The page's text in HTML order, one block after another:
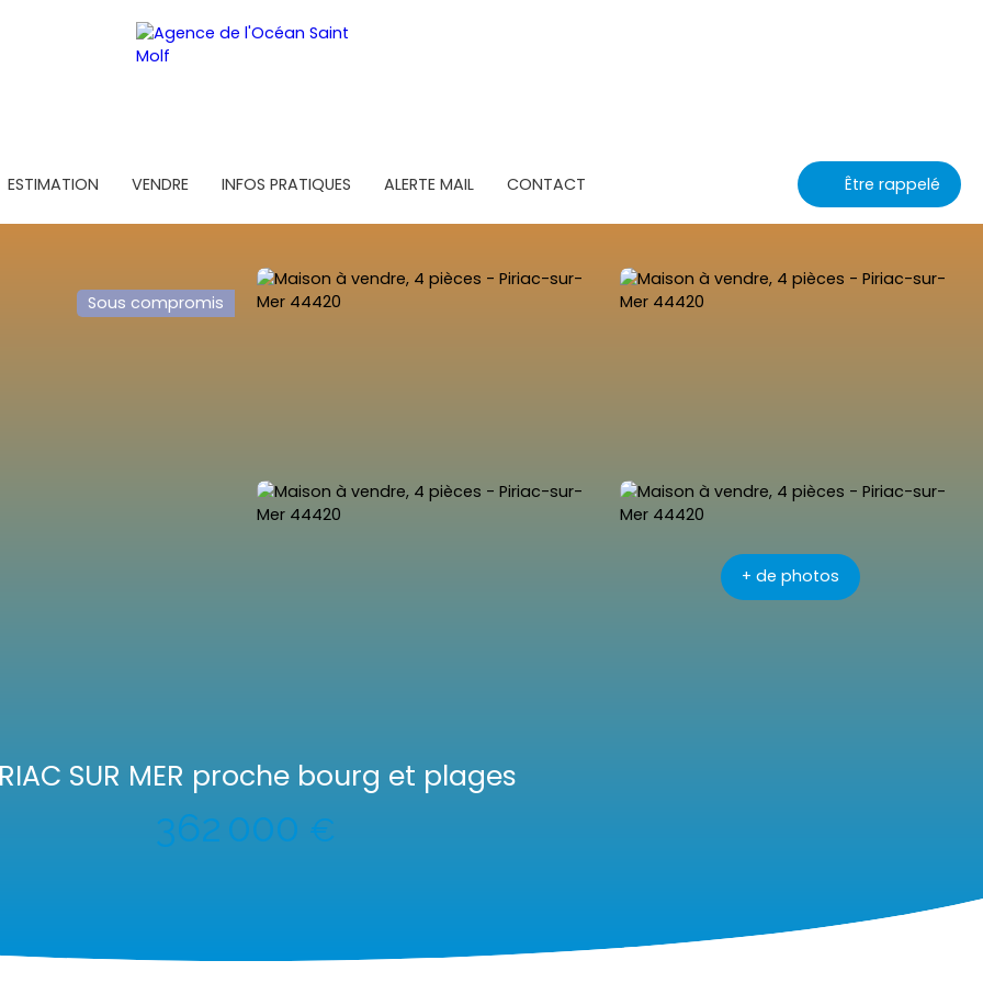
ESTIMATION VENDRE INFOS PRATIQUES ALERTE MAIL CONTACT Être rappelé
Sous compromis
+ de photos
SUR MER proche bourg et plages
362 000 €